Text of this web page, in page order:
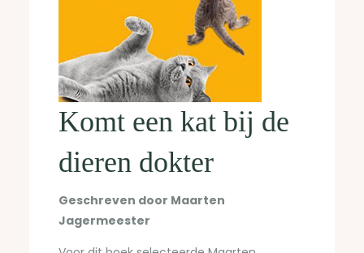
Komt een kat bij de
dieren dokter
Geschreven door Maarten
Jagermeester